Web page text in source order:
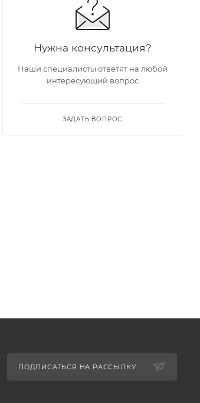
Нужна консультация?
Наши специалисты ответят на любой
интересующий вопрос
ЗАДАТЬ ВОПРОС
ПОДПИСАТЬСЯ НА РАССЫЛКУ